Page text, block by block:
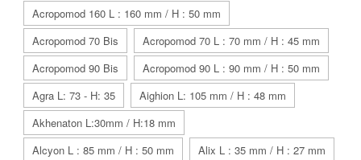
Acropomod 160 L : 160 mm / H : 50 mm
Acropomod 70 Bis
Acropomod 70 L : 70 mm / H : 45 mm
Acropomod 90 Bis
Acropomod 90 L : 90 mm / H : 50 mm
Agra L: 73 - H: 35
Aighion L: 105 mm / H : 48 mm
Akhenaton L:30mm / H:18 mm
Alcyon L : 85 mm / H : 50 mm
Alix L : 35 mm / H : 27 mm